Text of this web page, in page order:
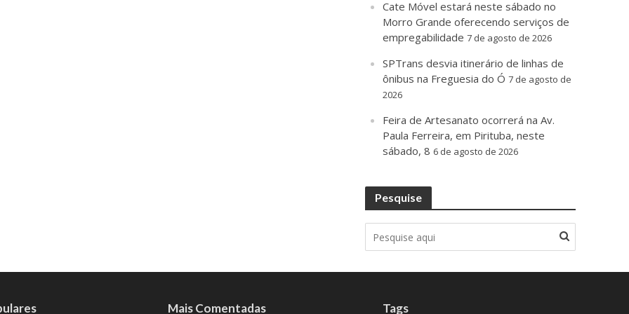
Cate Móvel estará neste sábado no
Morro Grande oferecendo serviços de
empregabilidade 7 de agosto de 2026
SPTrans desvia itinerário de linhas de
ônibus na Freguesia do Ó 7 de agosto de
2026
Feira de Artesanato ocorrerá na Av.
Paula Ferreira, em Pirituba, neste
sábado, 8 6 de agosto de 2026
Pesquise
Mais Comentadas Tags